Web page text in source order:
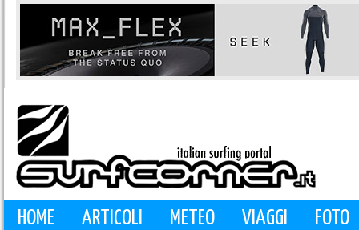
HOME ARTICOLI METEO VIAGGI FOTO